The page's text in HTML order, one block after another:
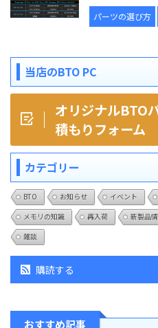
パーツの選び方
当店のBTO PC
オリジナルBTO
積もりフォーム
カテゴリー
BTO お知らせ イベント
メモリの知識
再入荷 新製品
雑談
購読する
おすすめ記事